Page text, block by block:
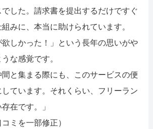
した。請求書を提出するだけですぐ
みに、本当に助けられています。
欲しかった！」という長年の思いがや
な感覚です。
と集まる際にも、このサービスの便
ています。それくらい、フリーラン
在です。」
ミを一部修正）